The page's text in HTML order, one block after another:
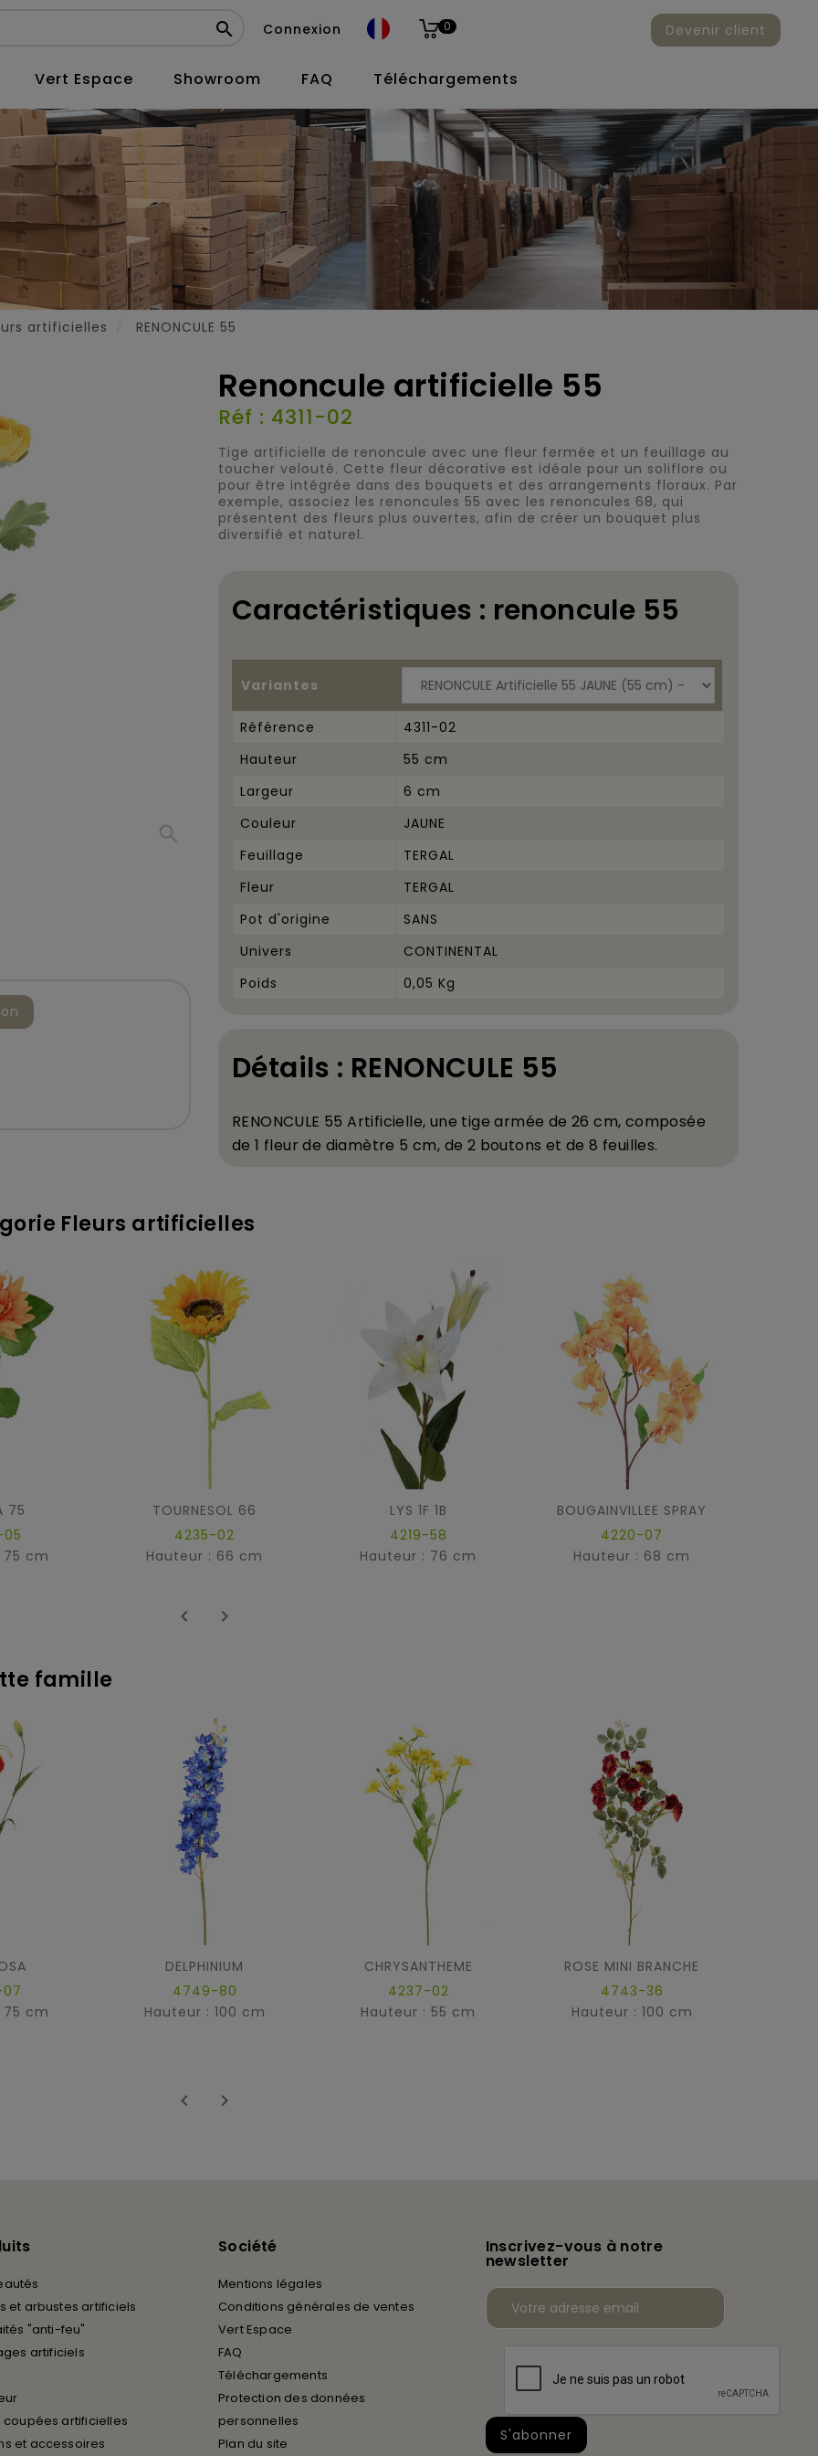
 Connexion 0
Vert Espace Showroom FAQ Téléchargements
Devenir client
artificielles RENONCULE 55
search
Renoncule artificielle 55
Réf : 4311-02
Tige artificielle de renoncule avec une fleur fermée et un feuillage au
toucher velouté. Cette fleur décorative est idéale pour un soliflore ou
pour être intégrée dans des bouquets et des arrangements floraux. Par
exemple, associez les renoncules 55 avec les renoncules 68, qui
présentent des fleurs plus ouvertes, afin de créer un bouquet plus
diversifié et naturel.
Caractéristiques : renoncule 55
Variantes
Référence
4311-02
Hauteur
55 cm
Largeur
6 cm
Couleur
JAUNE
Feuillage
TERGAL
Fleur
TERGAL
Pot d'origine
SANS
Univers
CONTINENTAL
Poids
0,05 Kg
Détails : RENONCULE 55
RENONCULE 55 Artificielle, une tige armée de 26 cm, composée
de 1 fleur de diamètre 5 cm, de 2 boutons et de 8 feuilles.
Fleurs artificielles
75
75 cm
TOURNESOL 66
4235-02
Hauteur : 66 cm
LYS 1F 1B
4219-58
Hauteur : 76 cm
BOUGAINVILLEE SPRAY
4220-07
Hauteur : 68 cm
 
famille
75 cm
DELPHINIUM
4749-80
Hauteur : 100 cm
CHRYSANTHEME
4237-02
Hauteur : 55 cm
ROSE MINI BRANCHE
4743-36
Hauteur : 100 cm
 
et arbustes artificiels
"anti-feu"
artificiels
coupées artificielles
et accessoires
Société
Mentions légales
Conditions générales de ventes
Vert Espace
FAQ
Téléchargements
Protection des données
personnelles
Plan du site
Inscrivez-vous à notre
newsletter